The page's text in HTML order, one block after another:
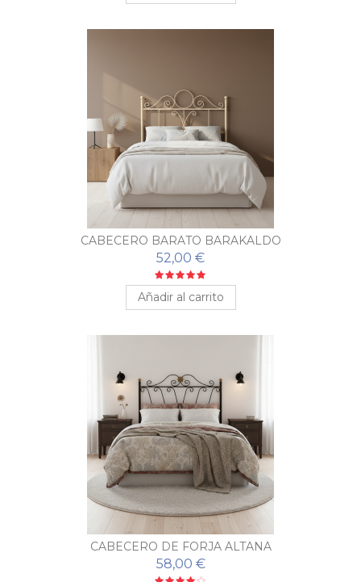
CABECERO BARATO BARAKALDO
52,00 €
Añadir al carrito
CABECERO DE FORJA ALTANA
58,00 €